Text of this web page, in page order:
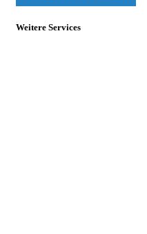
Weitere Services